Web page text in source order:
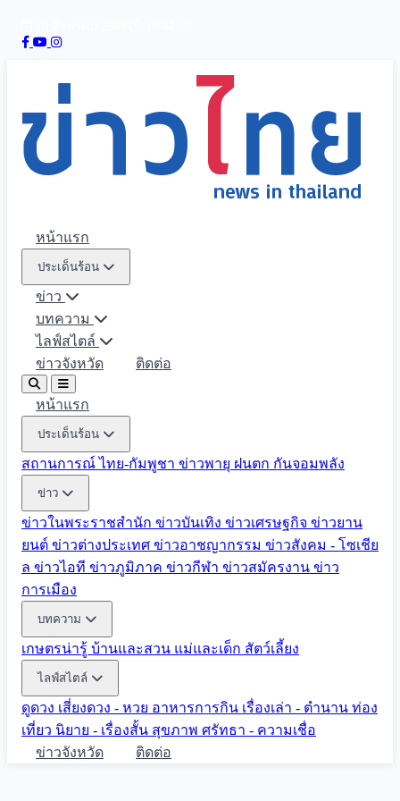
หน้าแรก
ประเด็นร้อน
ข่าว
บทความ
ไลฟ์สไตล์
ข่าวจังหวัด
ติดต่อ
หน้าแรก
ประเด็นร้อน
สถานการณ์ ไทย-กัมพูชา ข่าวพายุ ฝนตก กันจอมพลัง
ข่าว
ข่าวในพระราชสำนัก ข่าวบันเทิง ข่าวเศรษฐกิจ ข่าวยาน
ยนต์ ข่าวต่างประเทศ ข่าวอาชญากรรม ข่าวสังคม - โซเชีย
ล ข่าวไอที ข่าวภูมิภาค ข่าวกีฬา ข่าวสมัครงาน ข่าว
การเมือง
บทความ
เกษตรน่ารู้ บ้านและสวน แม่และเด็ก สัตว์เลี้ยง
ไลฟ์สไตล์
ดูดวง เสี่ยงดวง - หวย อาหารการกิน เรื่องเล่า - ตำนาน ท่อง
เที่ยว นิยาย - เรื่องสั้น สุขภาพ ศรัทธา - ความเชื่อ
ข่าวจังหวัด
ติดต่อ